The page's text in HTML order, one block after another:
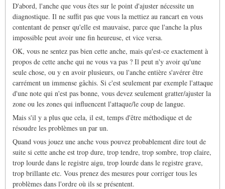
D'abord, l'anche que vous êtes sur le point d'ajuster nécessite un
diagnostique. Il ne suffit pas que vous la mettiez au rancart en vous
contentant de penser qu'elle est mauvaise, parce que l'anche la plus
impossible peut avoir une fin heureuse, et vice versa.
OK, vous ne sentez pas bien cette anche, mais qu'est-ce exactement à
propos de cette anche qui ne vous va pas ? Il peut n'y avoir qu'une
seule chose, ou y en avoir plusieurs, ou l'anche entière s'avérer être
carrément un immense gâchis. Si c'est seulement par exemple l'attaque
d'une note qui n'est pas bonne, vous devez seulement gratter/ajuster la
zone ou les zones qui influencent l'attaque/le coup de langue.
Mais s'il y a plus que cela, il est, temps d'être méthodique et de
résoudre les problèmes un par un.
Quand vous jouez une anche vous pouvez probablement dire tout de
suite si cette anche est trop dure, trop tendre, trop sombre, trop claire,
trop lourde dans le registre aigu, trop lourde dans le registre grave,
trop brillante etc. Vous prenez des mesures pour corriger tous les
problèmes dans l'ordre où ils se présentent.